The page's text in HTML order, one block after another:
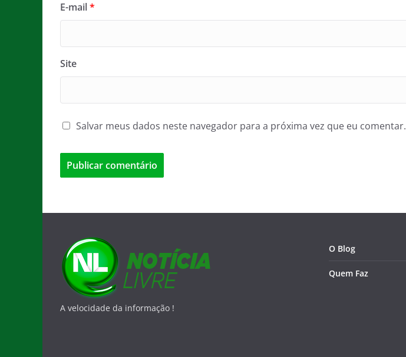
E-mail*
Site
Salvar meus dados neste navegador para a próxima vez que eu comentar.
A velocidade da informação !
O Blog
Quem Faz